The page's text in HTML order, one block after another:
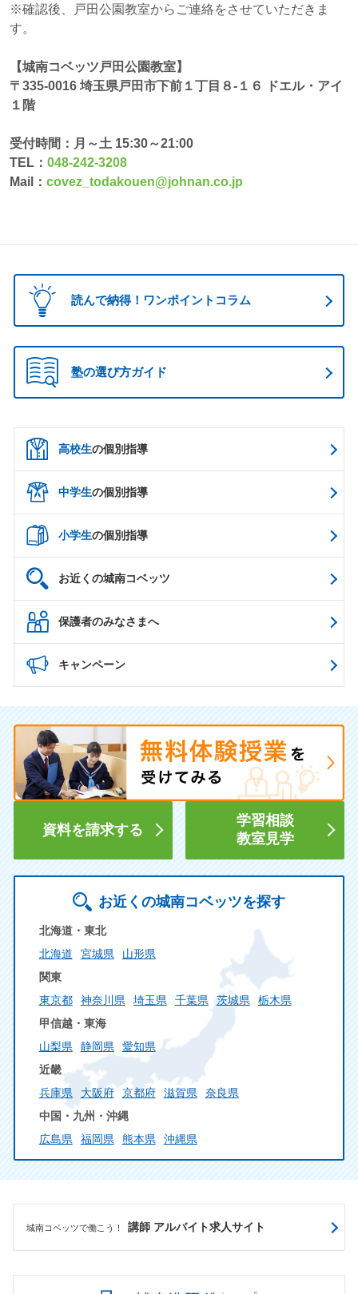
※確認後、戸田公園教室からご連絡をさせていただきま
す。
【城南コベッツ戸田公園教室】
〒335-0016 埼玉県戸田市下前１丁目８-１６ ドエル・アイ
１階
受付時間：月～土 15:30～21:00
TEL： 048-242-3208
Mail： covez_todakouen@johnan.co.jp
読んで納得！ワンポイントコラム
塾の選び方ガイド
高校生の個別指導
中学生の個別指導
小学生の個別指導
お近くの城南コベッツ
保護者のみなさまへ
キャンペーン
資料を請求する
学習相談
教室見学
お近くの城南コベッツを探す
北海道・東北
北海道
宮城県
山形県
関東
東京都
神奈川県 埼玉県 千葉県 茨城県
栃木県
甲信越・東海
山梨県
静岡県
愛知県
近畿
兵庫県
大阪府 京都府 滋賀県
奈良県
中国・九州・沖縄
広島県
福岡県 熊本県 沖縄県
城南コベッツで働こう！ 講師 アルバイト求人サイト